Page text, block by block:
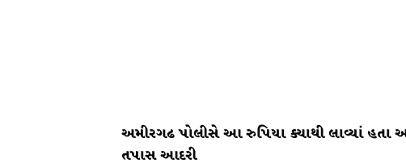
અમીરગઢ પોલીસે આ રુપિયા ક્યાથી લાવ્યાં હતા
તપાસ આદરી